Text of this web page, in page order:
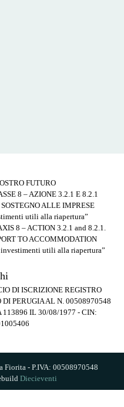
FUTURO
8 – AZIONE 3.2.1 E 8.2.1
ALLE IMPRESE
utili alla riapertura”
8 – ACTION 3.2.1 and 8.2.1.
TO ACCOMMODATION
utili alla riapertura”
DI ISCRIZIONE REGISTRO
PERUGIA AL N. 00508970548
113896 IL 30/08/1977 - CIN:
Fiorita - P.IVA: 00508970548
Diecieventi